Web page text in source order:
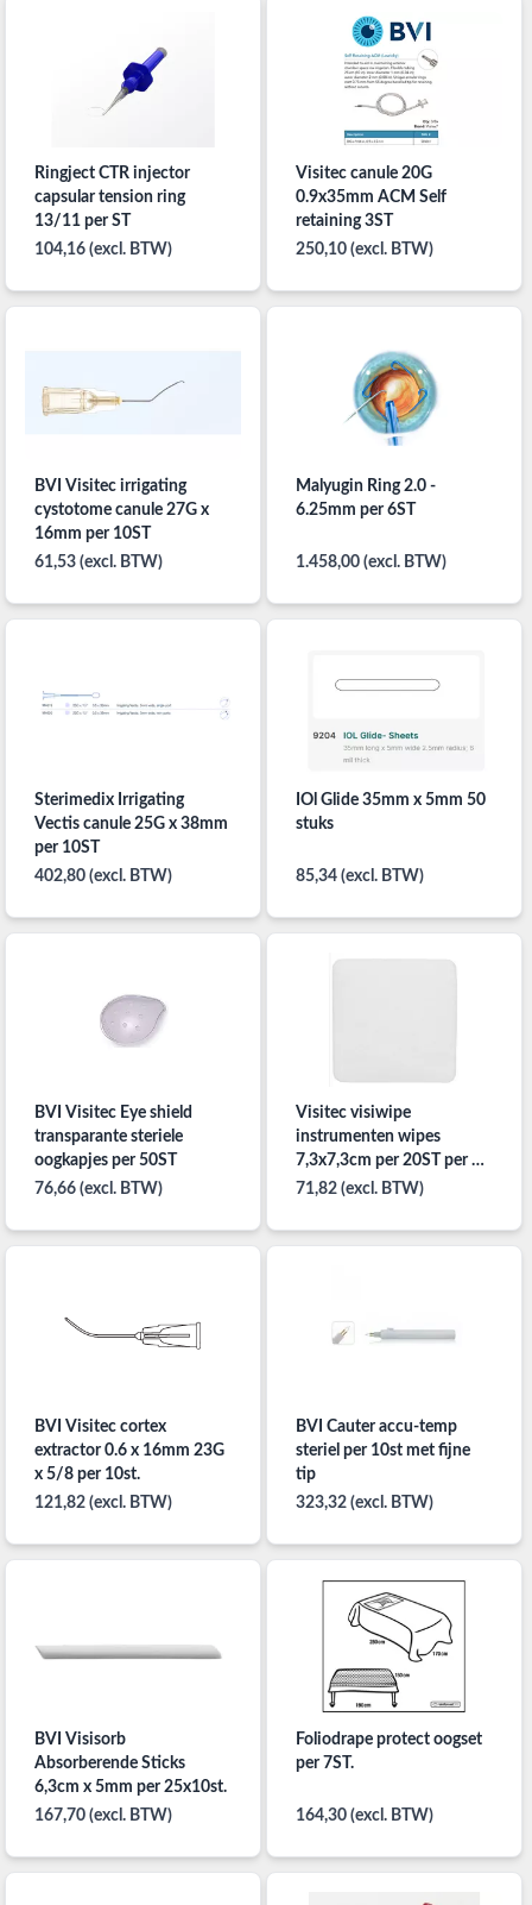
Ringject CTR injector
capsular tension ring
13/11 per ST
104,16 (excl. BTW)
Visitec canule 20G
0.9x35mm ACM Self
retaining 3ST
250,10 (excl. BTW)
BVI Visitec irrigating
cystotome canule 27G x
16mm per 10ST
61,53 (excl. BTW)
Malyugin Ring 2.0 -
6.25mm per 6ST
1.458,00 (excl. BTW)
Sterimedix Irrigating
Vectis canule 25G x 38mm
per 10ST
402,80 (excl. BTW)
IOl Glide 35mm x 5mm 50
stuks
85,34 (excl. BTW)
BVI Visitec Eye shield
transparante steriele
oogkapjes per 50ST
76,66 (excl. BTW)
Visitec visiwipe
instrumenten wipes
7,3x7,3cm per 20ST per ST
verpakt
71,82 (excl. BTW)
BVI Visitec cortex
extractor 0.6 x 16mm 23G
x 5/8 per 10st.
121,82 (excl. BTW)
BVI Cauter accu-temp
steriel per 10st met fijne
tip
323,32 (excl. BTW)
BVI Visisorb
Absorberende Sticks
6,3cm x 5mm per 25x10st.
167,70 (excl. BTW)
Foliodrape protect oogset
per 7ST.
164,30 (excl. BTW)